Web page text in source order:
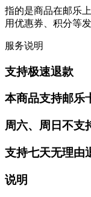
指的是商品在邮乐
用优惠券、积分等
服务说明
支持极速退款
本商品支持邮乐
周六、周日不支
支持七天无理由
说明